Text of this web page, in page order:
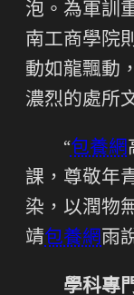
泡。為軍訓
南工商學院
動如龍飄動
濃烈的處所
“包養網
課，尊敬年
染，以潤物
靖包養網雨
學科專